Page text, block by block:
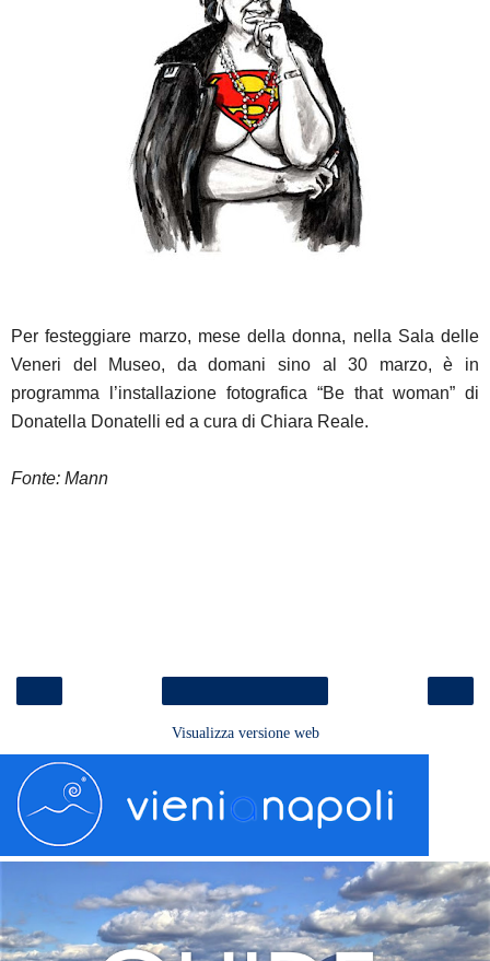
Per festeggiare marzo, mese della donna, nella Sala delle
Veneri del Museo, da domani sino al 30 marzo, è in
programma l’installazione fotografica “Be that woman” di
Donatella Donatelli ed a cura di Chiara Reale.
Fonte: Mann
Visualizza versione web